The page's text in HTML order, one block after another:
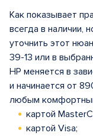
Как показывает
всегда в наличии,
уточнить этот
39-13 или в
HP меняется в
и начинается от
любым
картой
картой Visa;